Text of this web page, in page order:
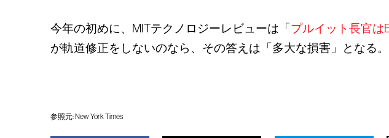
今年の初めに、MITテクノロジーレビューは「プルイット長官は
が軌道修正をしないのなら、その答えは「多大な損害」となる。
参照元: New York Times